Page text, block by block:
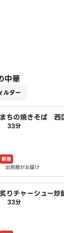
中華
ルター
まちの焼きそば
ered by LAWSON
33分
新着
出前館がお届け
炙りチャーシュー
店 powered by
33分